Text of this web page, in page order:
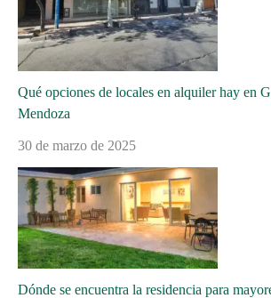
Qué opciones de locales en alquiler hay en
Mendoza
30 de marzo de 2025
Dónde se encuentra la residencia para